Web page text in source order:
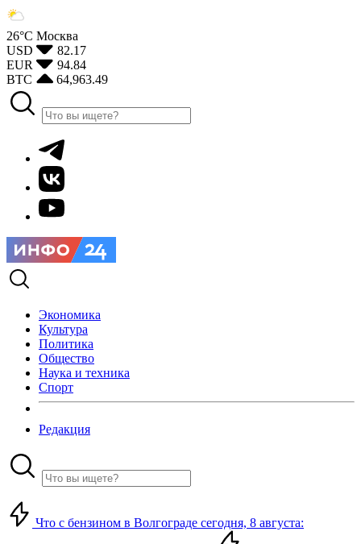
26°С Москва
USD
82.17
EUR
94.84
BTC
64,963.49
Экономика
Культура
Политика
Общество
Наука и техника
Спорт
Редакция
Что с бензином в Волгограде сегодня, 8 августа: